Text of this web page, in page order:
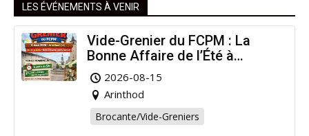
LES ÉVÉNEMENTS À VENIR
Vide-Grenier du FCPM : La
Bonne Affaire de l’Été à
Arinthod !
2026-08-15
Arinthod
Brocante/Vide-Greniers